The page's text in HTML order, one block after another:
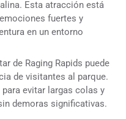
Esta atracción está
fuertes y
en un entorno
de Raging Rapids puede
de visitantes al parque.
evitar largas colas y
demoras significativas.